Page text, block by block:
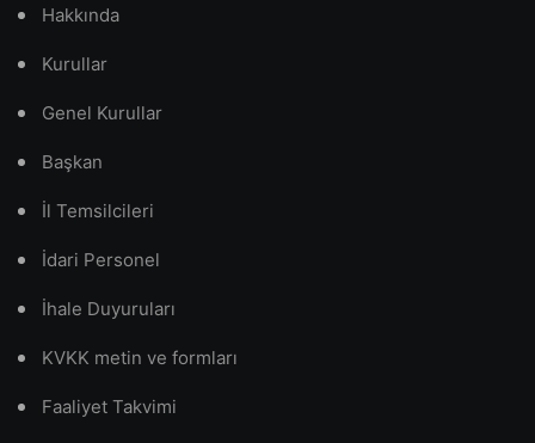
Hakkında
Kurullar
Genel Kurullar
Başkan
İl Temsilcileri
İdari Personel
İhale Duyuruları
KVKK metin ve formları
Faaliyet Takvimi